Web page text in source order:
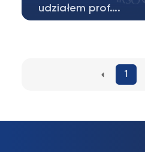
udziałem prof….
1